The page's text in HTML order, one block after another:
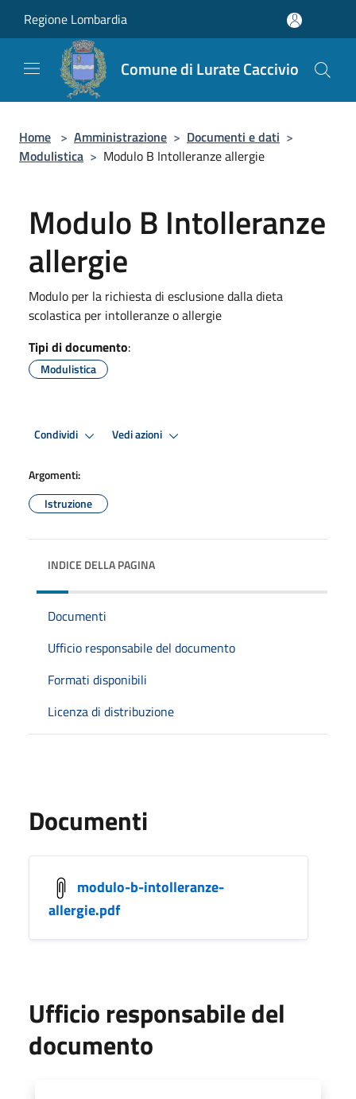
Regione Lombardia
Comune di Lurate Caccivio
Home > Amministrazione > Documenti e dati >
Modulistica > Modulo B Intolleranze allergie
Modulo B Intolleranze
allergie
Modulo per la richiesta di esclusione dalla dieta
scolastica per intolleranze o allergie
Tipi di documento:
Modulistica
Condividi Vedi azioni
Argomenti:
Istruzione
INDICE DELLA PAGINA
Documenti
Ufficio responsabile del documento
Formati disponibili
Licenza di distribuzione
Documenti
modulo-b-intolleranze-
allergie.pdf
Ufficio responsabile del
documento